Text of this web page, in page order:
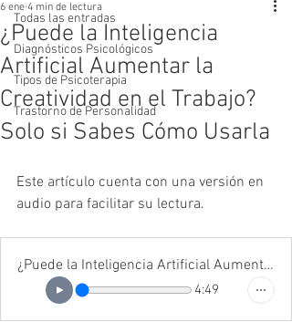
Todas las entradas
Diagnósticos Psicológicos
Tipos de Psicoterapia
Trastorno de Personalidad
¿Puede la Inteligencia
Artificial Aumentar la
Creatividad en el Trabajo?
Solo si Sabes Cómo Usarla
6 ene 4 min de lectura
Este artículo cuenta con una versión en
audio para facilitar su lectura.
¿Puede la Inteligencia Artificial Aumentar la Creatividad en el Trabajo? Solo si Sabes Cóm
4:49